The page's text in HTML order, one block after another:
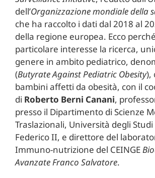
dell’Organizzazione mondiale della
che ha raccolto i dati dal 2018 al
della regione europea. Ecco
particolare interesse la ricerca,
genere in ambito pediatrico,
(Butyrate Against Pediatric Obesity),
bambini affetti da obesità, con il
di Roberto Berni Canani,
presso il Dipartimento di Scienze
Traslazionali, Università degli
Federico II, e direttore del
Immuno-nutrizione del CEINGE
Avanzate Franco Salvatore.